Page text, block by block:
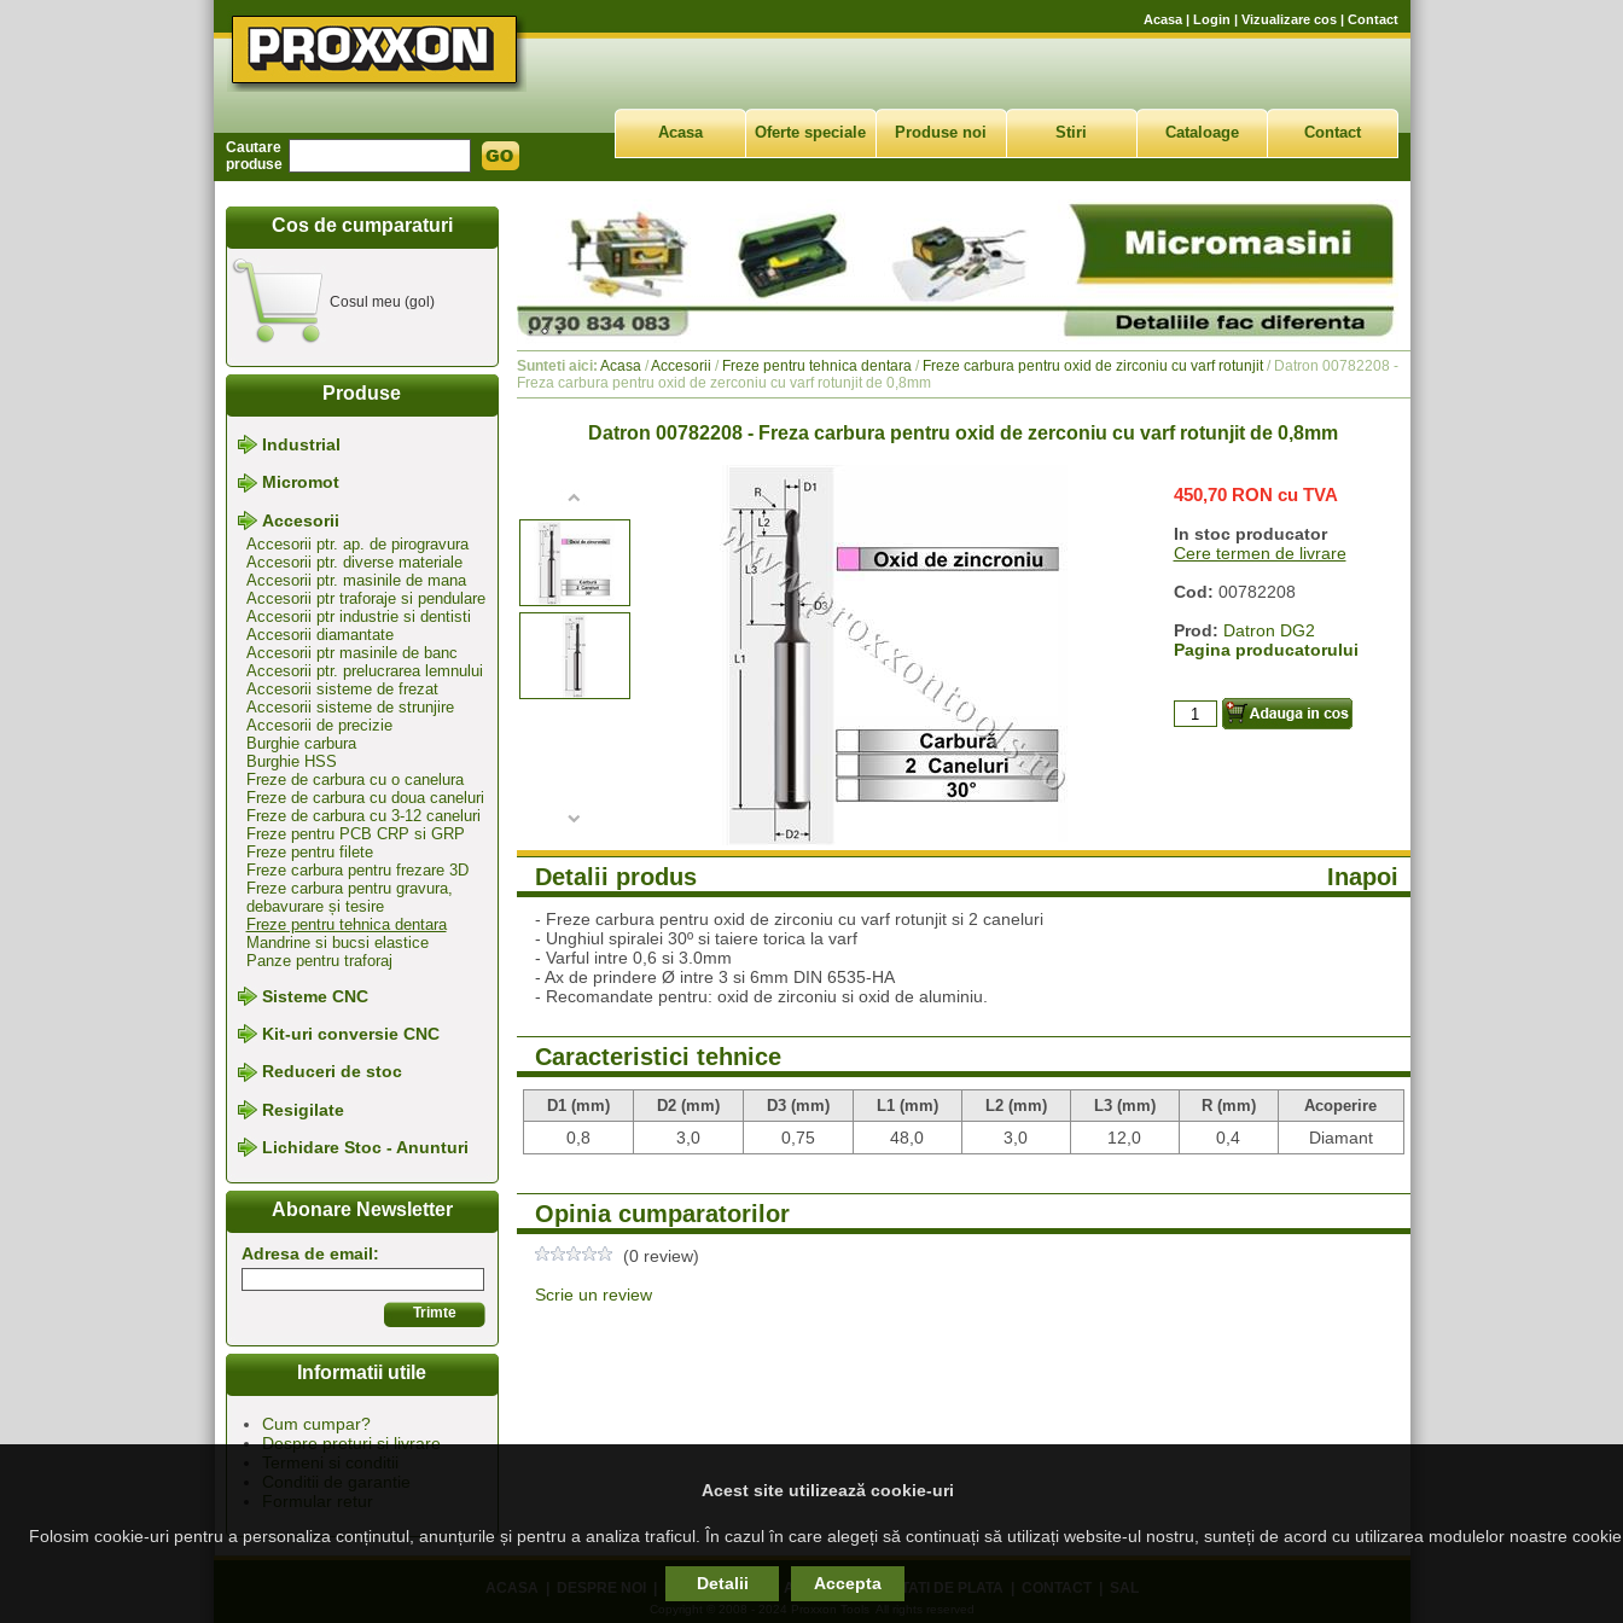
Acasa| Login | Vizualizare cos| Contact
Cautare
produse
Acasa Oferte speciale Produse noi Stiri Cataloage Contact
Cos de cumparaturi
Cosul meu (gol)
Produse
Industrial
Micromot
Accesorii
Accesorii ptr. ap. de pirogravura
Accesorii ptr. diverse materiale
Accesorii ptr. masinile de mana
Accesorii ptr traforaje si pendulare
Accesorii ptr industrie si dentisti
Accesorii diamantate
Accesorii ptr masinile de banc
Accesorii ptr. prelucrarea lemnului
Accesorii sisteme de frezat
Accesorii sisteme de strunjire
Accesorii de precizie
Burghie carbura
Burghie HSS
Freze de carbura cu o canelura
Freze de carbura cu doua caneluri
Freze de carbura cu 3-12 caneluri
Freze pentru PCB CRP si GRP
Freze pentru filete
Freze carbura pentru frezare 3D
Freze carbura pentru gravura,
debavurare și tesire
Freze pentru tehnica dentara
Mandrine si bucsi elastice
Panze pentru traforaj
Sisteme CNC
Kit-uri conversie CNC
Reduceri de stoc
Resigilate
Lichidare Stoc - Anunturi
Abonare Newsletter
Adresa de email:
Informatii utile
Cum cumpar?
Despre preturi si livrare
Sunteti aici: Acasa/Accesorii / Freze pentru tehnica dentara/ Freze carbura pentru oxid de zirconiu cu varf rotunjit/ Datron 00782208 -
Freza carbura pentru oxid de zerconiu cu varf rotunjit de 0,8mm
Datron 00782208 - Freza carbura pentru oxid de zerconiu cu varf rotunjit de 0,8mm
450,70 RON cu TVA
In stoc producator
Cere termen de livrare
Cod: 00782208
Prod: Datron DG2
Pagina producatorului
Detalii produs Inapoi
- Freze carbura pentru oxid de zirconiu cu varf rotunjit si 2 caneluri
- Unghiul spiralei 30º si taiere torica la varf
- Varful intre 0,6 si 3.0mm
- Ax de prindere Ø intre 3 si 6mm DIN 6535-HA
- Recomandate pentru: oxid de zirconiu si oxid de aluminiu.
Caracteristici tehnice
D1 (mm) D2 (mm) D3 (mm) L1 (mm) L2 (mm) L3 (mm) R (mm) Acoperire
0,8 3,0 0,75 48,0 3,0 12,0 0,4 Diamant
Opinia cumparatorilor
(0 review)
Scrie un review
ACASA DESPRE NOI PRODUSE NOI ANPC|MODALITATI DE PLATA CONTACT| SAL
Copyright © 2008 - 2024 Proxxon Tools All rights reserved
Acest site utilizează cookie-uri
Folosim cookie-uri pentru a personaliza conținutul, anunțurile și pentru a analiza traficul. În cazul în care alegeți să continuați să utilizați website-ul nostru, sunteți de acord cu utilizarea modulelor noastre
Detalii Accepta